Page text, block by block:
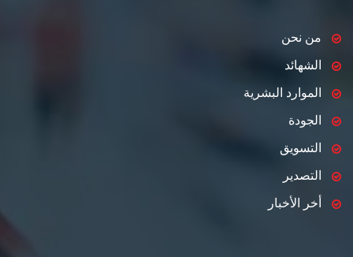
من نحن
الشهائد
الموارد البشرية
الجودة
التسويق
التصدير
أخر الأخبار